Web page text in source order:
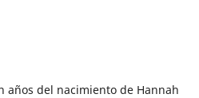
años del nacimiento de Hannah